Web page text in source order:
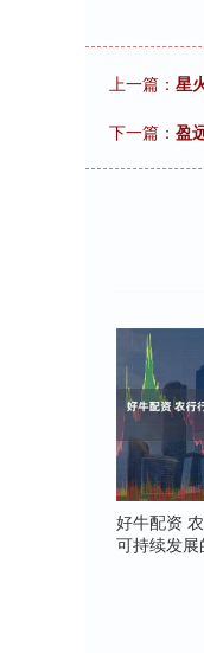
上一篇： 星
下一篇： 盈
好牛配资
可持续发